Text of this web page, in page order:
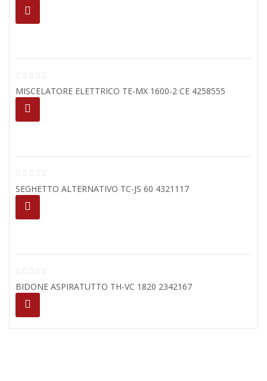
MISCELATORE ELETTRICO TE-MX 1600-2 CE 4258555
SEGHETTO ALTERNATIVO TC-JS 60 4321117
BIDONE ASPIRATUTTO TH-VC 1820 2342167